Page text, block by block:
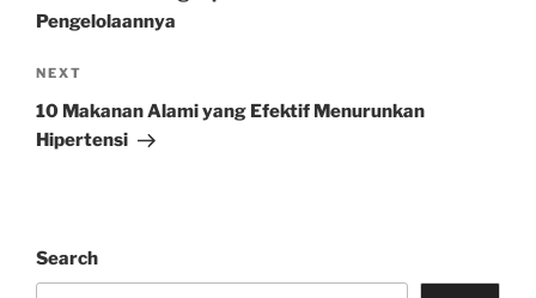
Pengelolaannya
Next
Post
NEXT
10 Makanan Alami yang Efektif Menurunkan
Hipertensi
Search